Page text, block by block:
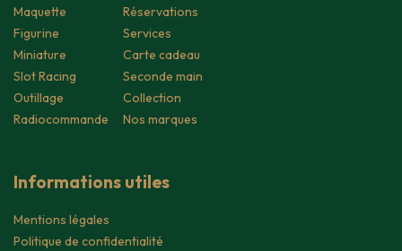
Maquette
Figurine
Miniature
Slot Racing
Outillage
Radiocommande
Réservations
Services
Carte cadeau
Seconde main
Collection
Nos marques
Informations utiles
Mentions légales
Politique de confidentialité